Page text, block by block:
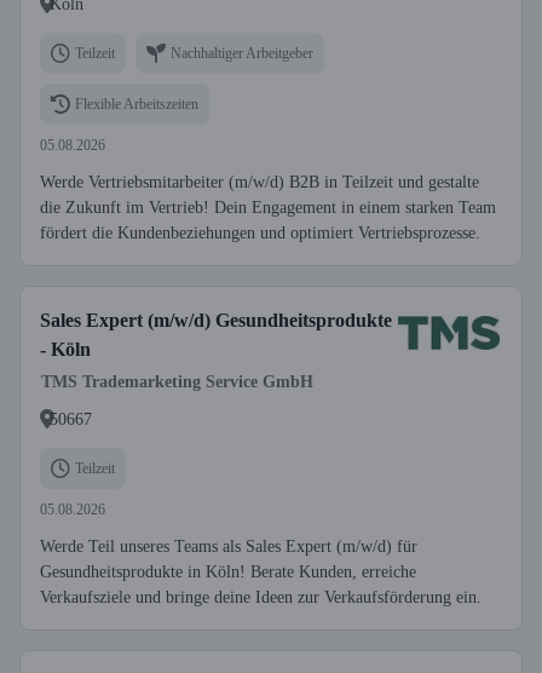
Köln
Teilzeit Nachhaltiger Arbeitgeber
Flexible Arbeitszeiten
05.08.2026
Werde Vertriebsmitarbeiter (m/w/d) B2B in Teilzeit und gestalte
die Zukunft im Vertrieb! Dein Engagement in einem starken Team
fördert die Kundenbeziehungen und optimiert Vertriebsprozesse.
Sales Expert (m/w/d) Gesundheitsprodukte
- Köln
TMS Trademarketing Service GmbH
50667
Teilzeit
05.08.2026
Werde Teil unseres Teams als Sales Expert (m/w/d) für
Gesundheitsprodukte in Köln! Berate Kunden, erreiche
Verkaufsziele und bringe deine Ideen zur Verkaufsförderung ein.